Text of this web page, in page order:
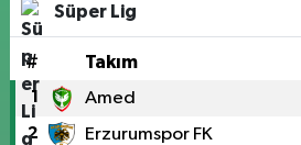
Süper Lig
# Takım
1 Amed
2 Erzurumspor FK